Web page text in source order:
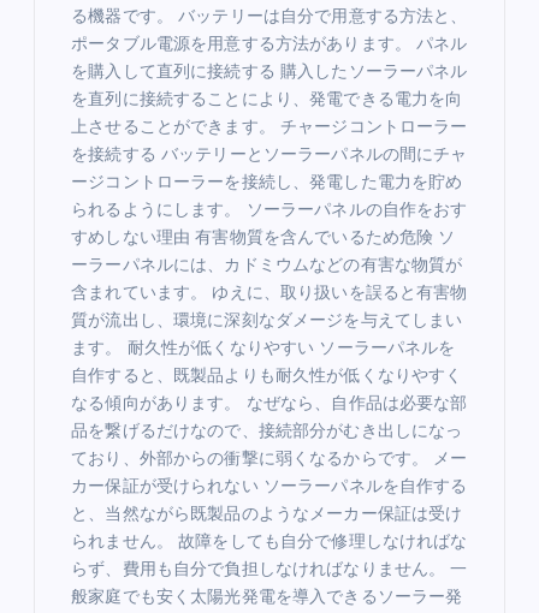
る機器です。 バッテリーは自分で用意する方法と、
ポータブル電源を用意する方法があります。 パネル
を購入して直列に接続する 購入したソーラーパネル
を直列に接続することにより、発電できる電力を向
上させることができます。 チャージコントローラー
を接続する バッテリーとソーラーパネルの間にチャ
ージコントローラーを接続し、発電した電力を貯め
られるようにします。 ソーラーパネルの自作をおす
すめしない理由 有害物質を含んでいるため危険 ソ
ーラーパネルには、カドミウムなどの有害な物質が
含まれています。 ゆえに、取り扱いを誤ると有害物
質が流出し、環境に深刻なダメージを与えてしまい
ます。 耐久性が低くなりやすい ソーラーパネルを
自作すると、既製品よりも耐久性が低くなりやすく
なる傾向があります。 なぜなら、自作品は必要な部
品を繋げるだけなので、接続部分がむき出しになっ
ており、外部からの衝撃に弱くなるからです。 メー
カー保証が受けられない ソーラーパネルを自作する
と、当然ながら既製品のようなメーカー保証は受け
られません。 故障をしても自分で修理しなければな
らず、費用も自分で負担しなければなりません。 一
般家庭でも安く太陽光発電を導入できるソーラー発